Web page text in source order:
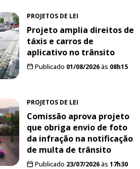
PROJETOS DE LEI
Projeto amplia direitos de
táxis e carros de
aplicativo no trânsito
Publicado 01/08/2026às 08h15
PROJETOS DE LEI
Comissão aprova projeto
que obriga envio de foto
da infração na notificação
de multa de trânsito
Publicado 23/07/2026às 17h30